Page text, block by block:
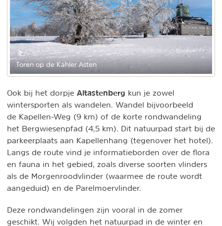
Toren op de Kahler Asten
Ook bij het dorpje Altastenberg kun je zowel
wintersporten als wandelen. Wandel bijvoorbeeld
de Kapellen-Weg (9 km) of de korte rondwandeling
het Bergwiesenpfad (4,5 km). Dit natuurpad start bij de
parkeerplaats aan Kapellenhang (tegenover het hotel).
Langs de route vind je informatieborden over de flora
en fauna in het gebied, zoals diverse soorten vlinders
als de Morgenroodvlinder (waarmee de route wordt
aangeduid) en de Parelmoervlinder.
Deze rondwandelingen zijn vooral in de zomer
geschikt. Wij volgden het natuurpad in de winter en